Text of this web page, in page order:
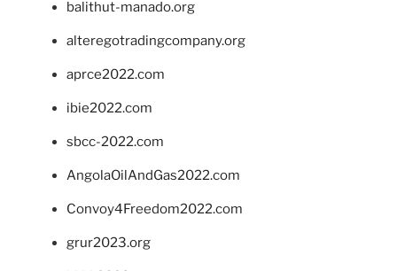
balithut-manado.org
alteregotradingcompany.org
aprce2022.com
ibie2022.com
sbcc-2022.com
AngolaOilAndGas2022.com
Convoy4Freedom2022.com
grur2023.org